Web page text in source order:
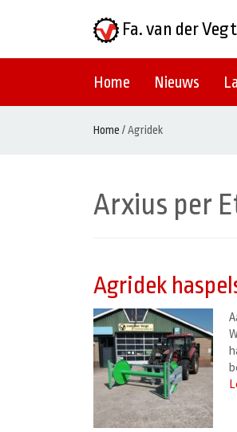
Fa. van der Vegt
Home Nieuws
Home /Agridek
Arxius per
Agridek